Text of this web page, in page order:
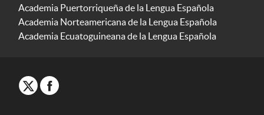
Academia Puertorriqueña de la Lengua Española
Academia Norteamericana de la Lengua Española
Academia Ecuatoguineana de la Lengua Española